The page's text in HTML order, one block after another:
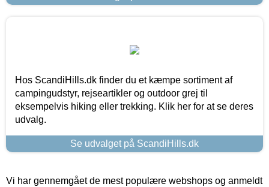
Hos ScandiHills.dk finder du et kæmpe sortiment af
campingudstyr, rejseartikler og outdoor grej til
eksempelvis hiking eller trekking. Klik her for at se deres
udvalg.
Se udvalget på ScandiHills.dk
Vi har gennemgået de mest populære webshops og anmeldt